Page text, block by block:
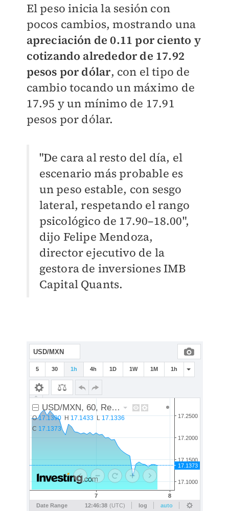
El peso inicia la sesión con
pocos cambios, mostrando una
apreciación de 0.11 por ciento y
cotizando alrededor de 17.92
pesos por dólar, con el tipo de
cambio tocando un máximo de
17.95 y un mínimo de 17.91
pesos por dólar.
"De cara al resto del día, el
escenario más probable es
un peso estable, con sesgo
lateral, respetando el rango
psicológico de 17.90–18.00",
dijo Felipe Mendoza,
director ejecutivo de la
gestora de inversiones IMB
Capital Quants.